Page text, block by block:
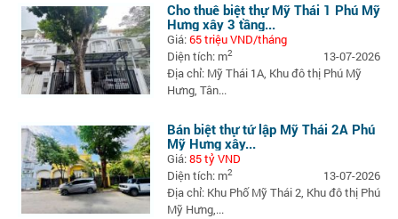
Cho thuê biệt thự Mỹ Thái 1 Phú Mỹ
Hưng xây 3 tầng...
Giá:65 triệu VND/tháng
Diện tích: m2
13-07-2026
Địa chỉ: Mỹ Thái 1A, Khu đô thị Phú Mỹ
Hưng, Tân...
Bán biệt thự tứ lập Mỹ Thái 2A Phú
Mỹ Hưng xây...
Giá:85 tỷ VND
Diện tích: m2
13-07-2026
Địa chỉ: Khu Phố Mỹ Thái 2, Khu đô thị Phú
Mỹ Hưng,...